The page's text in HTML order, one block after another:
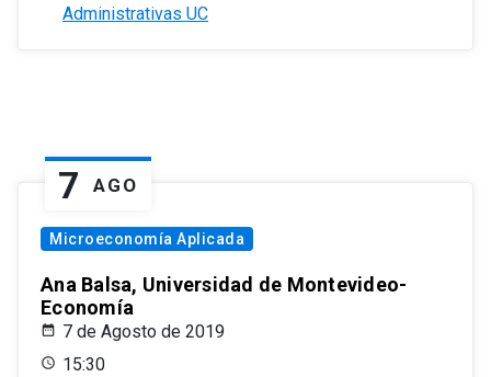
Administrativas UC
7 AGO
Microeconomía Aplicada
Ana Balsa, Universidad de Montevideo-
Economía
7 de Agosto de 2019
15:30